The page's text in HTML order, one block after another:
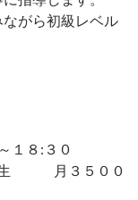
がら初級レベル
～１８:３０
月３５００